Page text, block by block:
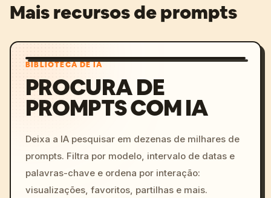
Mais recursos de prompts
BIBLIOTECA DE IA
PROCURA DE
PROMPTS COM IA
Deixa a IA pesquisar em dezenas de milhares de
prompts. Filtra por modelo, intervalo de datas e
palavras-chave e ordena por interação:
visualizações, favoritos, partilhas e mais.